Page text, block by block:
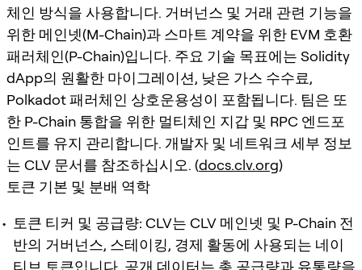
체인 방식을 사용합니다. 거버넌스 및 거래 관련 기능을
위한 메인넷(M-Chain)과 스마트 계약을 위한 EVM 호환
패러체인(P-Chain)입니다. 주요 기술 목표에는 Solidity
dApp의 원활한 마이그레이션, 낮은 가스 수수료,
Polkadot 패러체인 상호운용성이 포함됩니다. 팀은 또
한 P-Chain 통합을 위한 멀티체인 지갑 및 RPC 엔드포
인트를 유지 관리합니다. 개발자 및 네트워크 세부 정보
는 CLV 문서를 참조하십시오. (docs.clv.org)
토큰 기본 및 분배 역학
토큰 티커 및 공급량: CLV는 CLV 메인넷 및 P-Chain 전
반의 거버넌스, 스테이킹, 경제 활동에 사용되는 네이
티브 토큰입니다. 공개 데이터는 총 공급량과 유통량을